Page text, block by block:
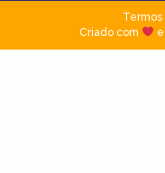
Termos|
Criado com
e